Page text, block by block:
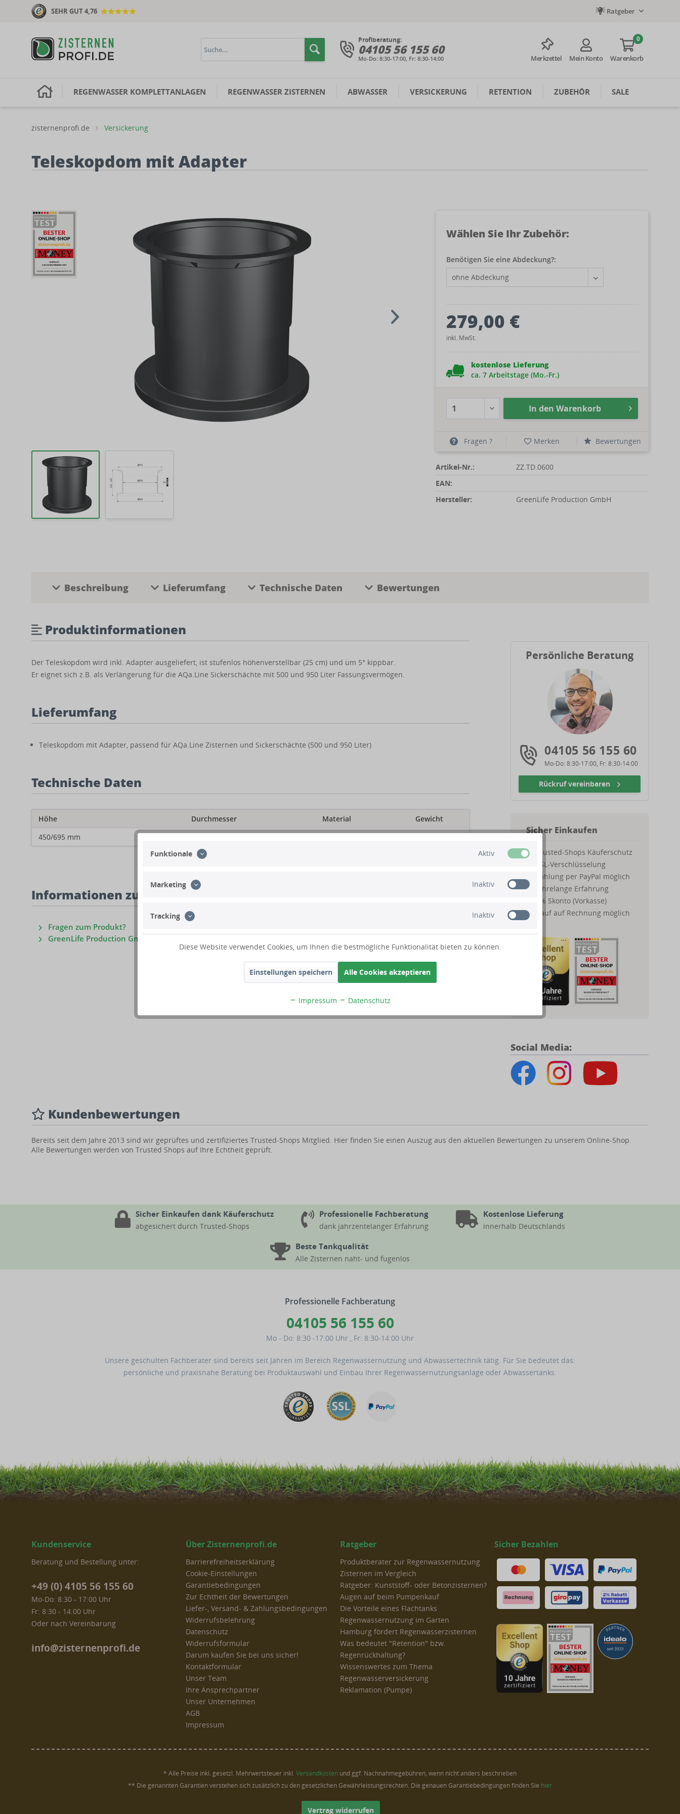
SEHR GUT 4,76 Ratgeber
Profiberatung:
04105 56 155 60
Mo-Do: 8:30-17:00, Fr: 8:30-14:00 Merkzettel Mein Konto
0
Warenkorb
H REGENWASSER KOMPLETTANLAGEN REGENWASSER ZISTERNEN ABWASSER VERSICKERUNG RETENTION ZUBEHÖR SALE
zisternenprofi.de Versickerung
Teleskopdom mit Adapter
Wählen Sie Ihr Zubehör:
Benötigen Sie eine Abdeckung?:
279,00 €
inkl. MwSt.
kostenlose Lieferung
ca. 7 Arbeitstage (Mo.-Fr.)
In den Warenkorb
Fragen ? Merken Bewertungen
Artikel-Nr.:
ZZ.TD.0600
EAN:
Hersteller:
GreenLife Production GmbH
Beschreibung Lieferumfang Technische Daten Bewertungen
Produktinformationen
Der Teleskopdom wird inkl. Adapter ausgeliefert, ist stufenlos höhenverstellbar (25 cm) und um 5° kippbar.
Er eignet sich z.B. als Verlängerung für die AQa.Line Sickerschächte mit 500 und 950 Liter Fassungsvermögen.
Lieferumfang
Teleskopdom mit Adapter, passend für AQa.Line Zisternen und Sickerschächte (500 und 950 Liter)
Technische Daten
Höhe Durchmesser Material
Gewicht
450/695 mm
Informationen zum Produkt
Fragen zum Produkt?
GreenLife Production GmbH
Persönliche Beratung
04105 56 155 60
Mo-Do: 8:30-17:00, Fr: 8:30-14:00
Rückruf vereinbaren
Sicher Einkaufen
Trusted-Shops Käuferschutz
SSL-Verschlüsselung
Zahlung per PayPal möglich
Jahrelange Erfahrung
2% Skonto (Vorkasse)
Kauf auf Rechnung möglich
Social Media:
Kundenbewertungen
Bereits seit dem Jahre 2013 sind wir geprüftes und zertifiziertes Trusted-Shops Mitglied. Hier finden Sie einen Auszug aus den aktuellen Bewertungen zu unserem Online-Shop.
Alle Bewertungen werden von Trusted Shops auf Ihre Echtheit geprüft.
Sicher Einkaufen dank Käuferschutz
abgesichert durch Trusted-Shops
Professionelle Fachberatung
dank jahrzentelanger Erfahrung
Kostenlose Lieferung
innerhalb Deutschlands
Beste Tankqualität
Alle Zisternen naht- und fugenlos
Professionelle Fachberatung
04105 56 155 60
Mo - Do: 8:30 -17:00 Uhr , Fr: 8:30-14:00 Uhr
Unsere geschulten Fachberater sind bereits seit Jahren im Bereich Regenwassernutzung und Abwassertechnik tätig. Für Sie bedeutet das:
persönliche und praxisnahe Beratung bei Produktauswahl und Einbau Ihrer Regenwassernutzungsanlage oder Abwassertanks.
Kundenservice
Beratung und Bestellung unter:
+49 (0) 4105 56 155 60
Mo-Do: 8:30 - 17:00 Uhr
Fr: 8:30 - 14:00 Uhr
Oder nach Vereinbarung
info@zisternenprofi.de
Über Zisternenprofi.de
Barrierefreiheitserklärung
Cookie-Einstellungen
Garantiebedingungen
Zur Echtheit der Bewertungen
Liefer-, Versand- & Zahlungsbedingungen
Widerrufsbelehrung
Datenschutz
Widerrufsformular
Darum kaufen Sie bei uns sicher!
Kontaktformular
Unser Team
Ihre Ansprechpartner
Unser Unternehmen
AGB
Impressum
Ratgeber
Produktberater zur Regenwassernutzung
Zisternen im Vergleich
Ratgeber: Kunststoff- oder Betonzisternen?
Augen auf beim Pumpenkauf
Die Vorteile eines Flachtanks
Regenwassernutzung im Garten
Hamburg fördert Regenwasserzisternen
Was bedeutet "Retention" bzw.
Regenrückhaltung?
Wissenswertes zum Thema
Regenwasserversickerung
Reklamation (Pumpe)
Sicher Bezahlen
* Alle Preise inkl. gesetzl. Mehrwertsteuer inkl. Versandkosten und ggf. Nachnahmegebühren, wenn nicht anders beschrieben
** Die genannten Garantien verstehen sich zusätzlich zu den gesetzlichen Gewährleistungsrechten. Die genauen Garantiebedingungen finden Sie hier
. Vertrag widerrufen
Funktionale Aktiv
Marketing Inaktiv
Tracking Inaktiv
Diese Website verwendet Cookies, um Ihnen die bestmögliche Funktionalität bieten zu können.
Einstellungen speichern Alle Cookies akzeptieren
Impressum Datenschutz